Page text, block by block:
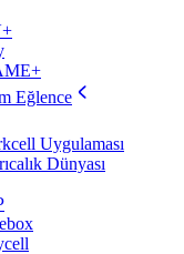
Eğlence
Uygulaması
Dünyası